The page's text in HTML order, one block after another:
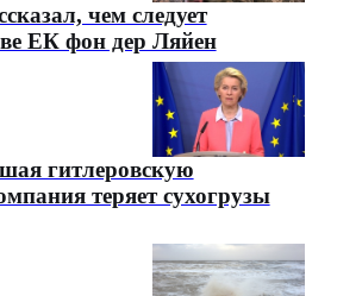
чем следует
ЕК фон дер Ляйен
гитлеровскую
теряет сухогрузы